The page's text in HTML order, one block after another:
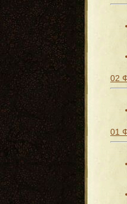
02
01